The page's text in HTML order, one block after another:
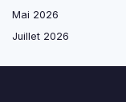
Mai 2026
Juillet 2026